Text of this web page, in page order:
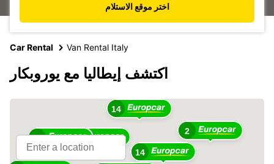
اختر موقع الاستلام
Car Rental Van Rental Italy
اكتشف إيطاليا مع يوروبكار
14
57
14
25
2